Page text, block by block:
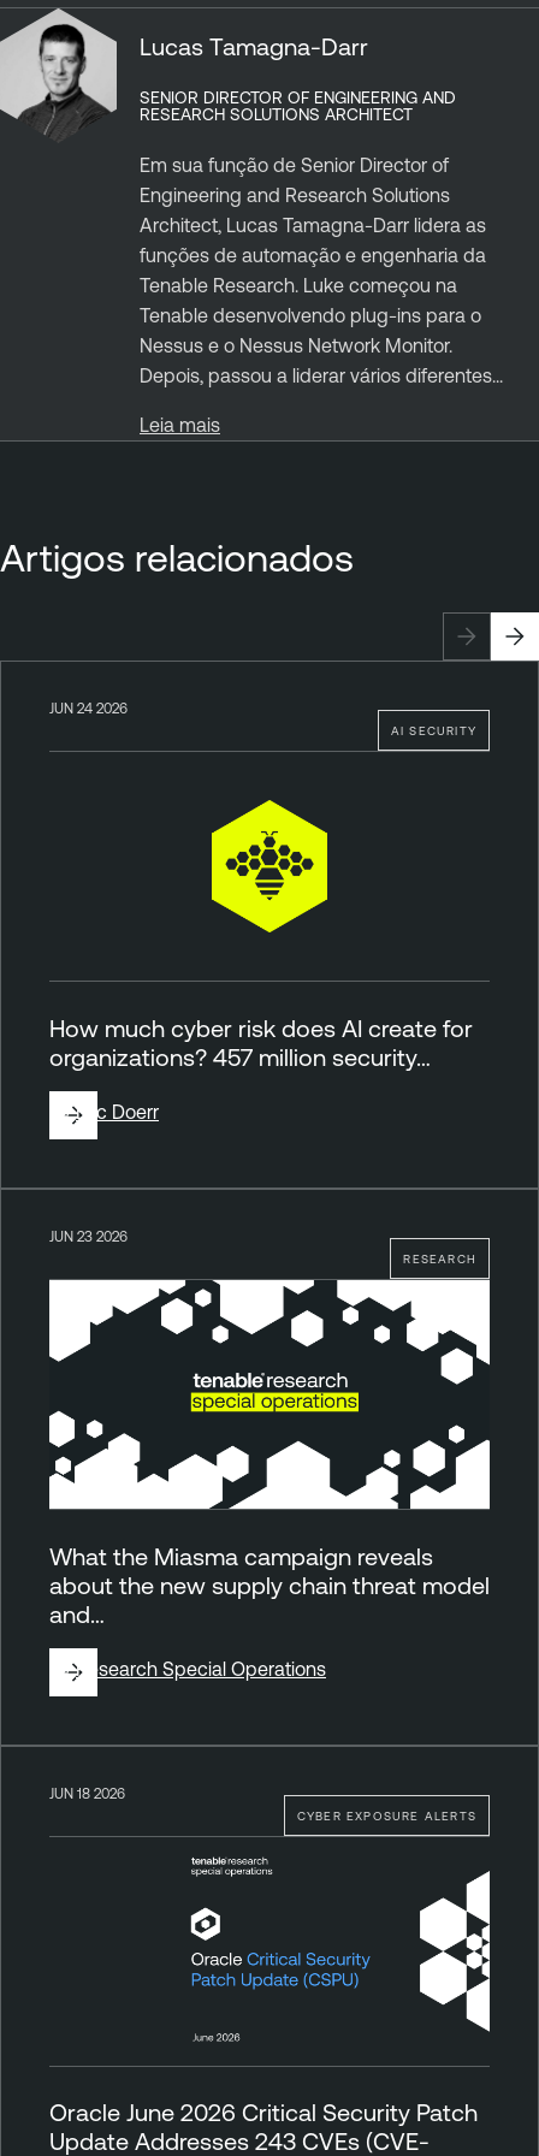
Lucas Tamagna-Darr
SENIOR DIRECTOR OF ENGINEERING AND
RESEARCH SOLUTIONS ARCHITECT
Em sua função de Senior Director of
Engineering and Research Solutions
Architect, Lucas Tamagna-Darr lidera as
funções de automação e engenharia da
Tenable Research. Luke começou na
Tenable desenvolvendo plug-ins para o
Nessus e o Nessus Network Monitor.
Depois, passou a liderar vários diferentes...
Leia mais
Artigos relacionados
AI SECURITY
JUN 24 2026
How much cyber risk does AI create for
organizations? 457 million security…
ByEric Doerr
RESEARCH
JUN 23 2026
What the Miasma campaign reveals
about the new supply chain threat model
and…
ByResearch Special Operations
CYBER EXPOSURE ALERTS
JUN 18 2026
Oracle June 2026 Critical Security Patch
Update Addresses 243 CVEs (CVE-